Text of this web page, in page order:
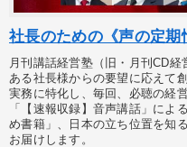
社長のための《声の定
月刊講話経営塾（旧・月刊CD
ある社長様からの要望に応えて
実務に特化し、毎回、必聴の経
「【速報収録】音声講話」によ
め書籍」、日本の立ち位置を知
お届けします。